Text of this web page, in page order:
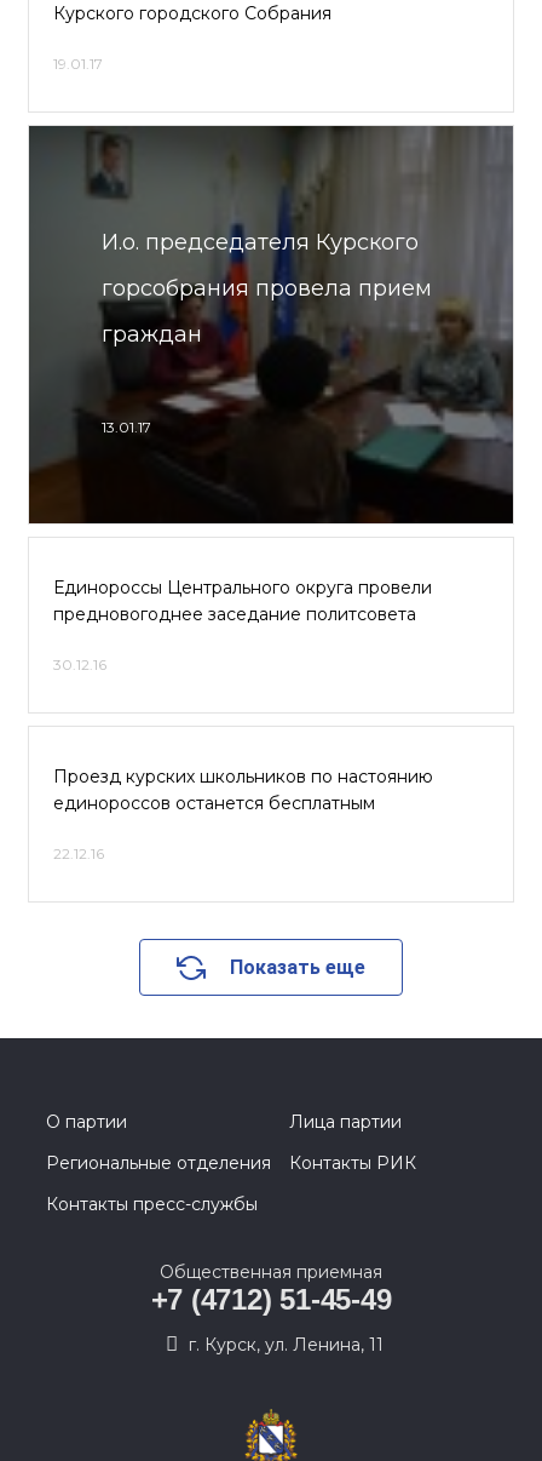
Курского городского Собрания
19.01.17
И.о. председателя Курского
горсобрания провела прием
граждан
13.01.17
Единороссы Центрального округа провели
предновогоднее заседание политсовета
30.12.16
Проезд курских школьников по настоянию
единороссов останется бесплатным
22.12.16
Показать еще
О партии
Лица партии
Региональные отделения
Контакты РИК
Контакты пресс-службы
Общественная приемная
+7 (4712) 51-45-49
г. Курск, ул. Ленина, 11